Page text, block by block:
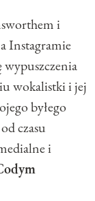
i
Instagramie
wokalistki i jej
byłego
czasu
i